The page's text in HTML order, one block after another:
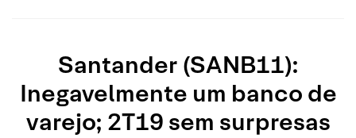
Santander (SANB11):
Inegavelmente um banco de
varejo; 2T19 sem surpresas